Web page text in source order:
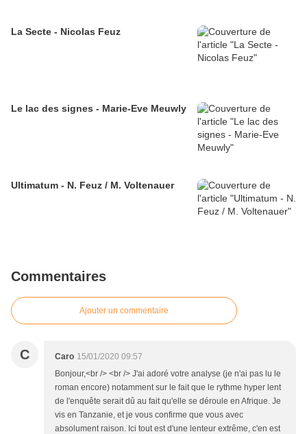
La Secte - Nicolas Feuz
Le lac des signes - Marie-Eve Meuwly
Ultimatum - N. Feuz / M. Voltenauer
Commentaires
Ajouter un commentaire
C Caro 15/01/2020 09:57
Bonjour,<br /> <br /> J'ai adoré votre analyse (je n'ai pas lu le
roman encore) notamment sur le fait que le rythme hyper lent
de l'enquête serait dû au fait qu'elle se déroule en Afrique. Je
vis en Tanzanie, et je vous confirme que vous avec
absolument raison. Ici tout est d'une lenteur extrême, c'en est